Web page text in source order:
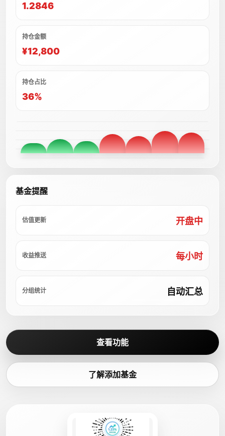
1.2846
持仓金额
¥12,800
持仓占比
36%
基金提醒
估值更新 开盘中
收益推送 每小时
分组统计 自动汇总
查看功能
了解添加基金